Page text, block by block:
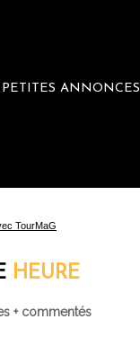
PETITES ANNONCES
HEURE
+ commentés